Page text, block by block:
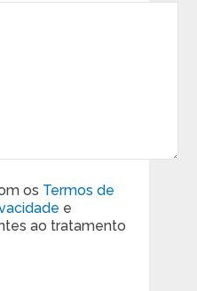
os Termos de
e
ao tratamento